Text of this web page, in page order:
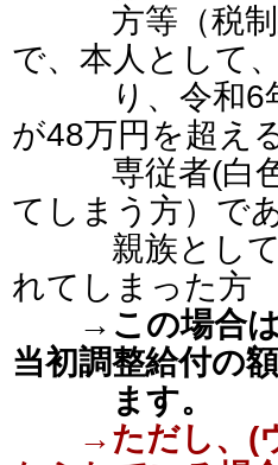
方等（税制上
で、本人として
り、令和6年
が48万円を超え
専従者(白色)
てしまう方）で
親族としても
れてしまった方
→この場合
当初調整給付の
ます。
→ただし、(